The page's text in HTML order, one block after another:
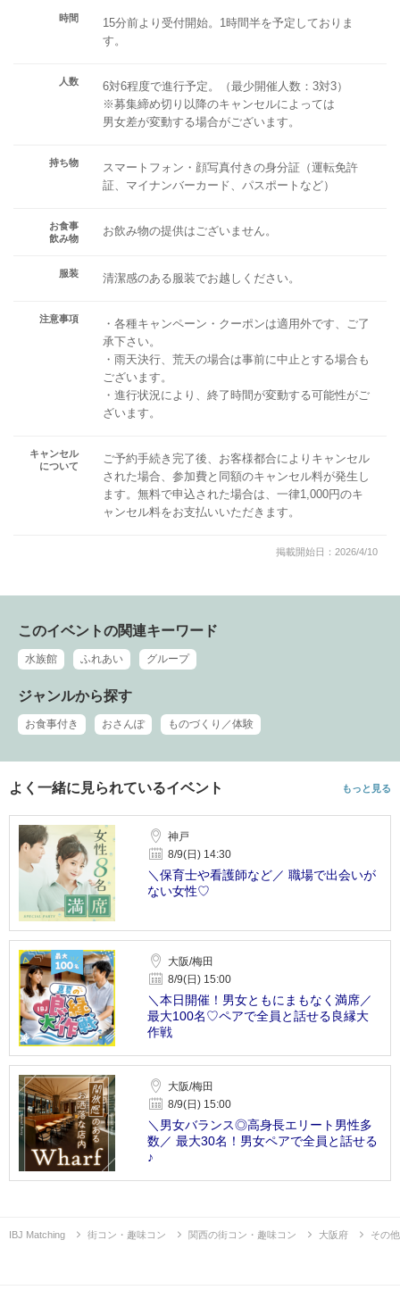
時間
15分前より受付開始。1時間半を予定しておりま
す。
人数
6対6程度で進行予定。（最少開催人数：3対3）
※募集締め切り以降のキャンセルによっては
男女差が変動する場合がございます。
持ち物
スマートフォン・顔写真付きの身分証（運転免許
証、マイナンバーカード、パスポートなど）
お食事
飲み物
お飲み物の提供はございません。
服装 清潔感のある服装でお越しください。
注意事項
・各種キャンペーン・クーポンは適用外です、ご了
承下さい。
・雨天決行、荒天の場合は事前に中止とする場合も
ございます。
・進行状況により、終了時間が変動する可能性がご
ざいます。
キャンセル
について
ご予約手続き完了後、お客様都合によりキャンセル
された場合、参加費と同額のキャンセル料が発生し
ます。無料で申込された場合は、一律1,000円のキ
ャンセル料をお支払いいただきます。
掲載開始日：2026/4/10
このイベントの関連キーワード
水族館 ふれあい グループ
ジャンルから探す
お食事付き おさんぽ ものづくり／体験
よく一緒に見られているイベント もっと見る
神戸
8/9(日) 14:30
＼保育士や看護師など／ 職場で出会いが
ない女性♡
大阪/梅田
8/9(日) 15:00
＼本日開催！男女ともにまもなく満席／
最大100名♡ペアで全員と話せる良縁大
作戦
大阪/梅田
8/9(日) 15:00
＼男女バランス◎高身長エリート男性多
数／ 最大30名！男女ペアで全員と話せる
♪
IBJ Matching 街コン・趣味コン 関西の街コン・趣味コン 大阪府 その